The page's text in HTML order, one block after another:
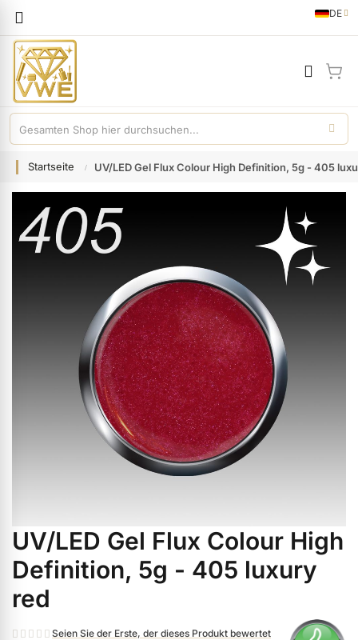
Sprache
DE
German
Weihnachtsmarkt anzeigen
Gel anzeigen
Gel Polish anzeigen
Acryl anzeigen
Startseite UV/LED Gel Flux Colour High Definition, 5g - 405
Ende
der
Zum
Anfang
der
Bildgalerie
UV/LED Gel Flux Colour High
Definition, 5g - 405 luxury
red
Seien Sie der Erste, der dieses Produkt bewertet